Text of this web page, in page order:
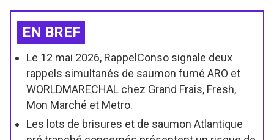
EN BREF
Le 12 mai 2026, RappelConso signale deux
rappels simultanés de saumon fumé ARO et
WORLDMARECHAL chez Grand Frais, Fresh,
Mon Marché et Metro.
Les lots de brisures et de saumon Atlantique